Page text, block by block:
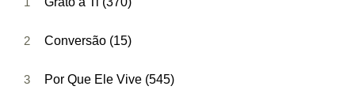
2 Conversão (15)
3 Por Que Ele Vive (545)